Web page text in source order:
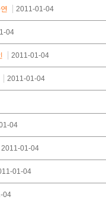
2011-01-04
04
2011-01-04
2011-01-04
04
2011-01-04
01-04
04